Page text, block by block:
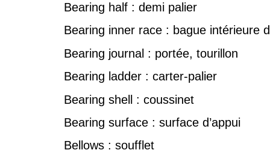
Bearing half : demi palier
Bearing inner race : bague intérieure
Bearing journal : portée, tourillon
Bearing ladder : carter-palier
Bearing shell : coussinet
Bearing surface : surface d’appui
Bellows : soufflet